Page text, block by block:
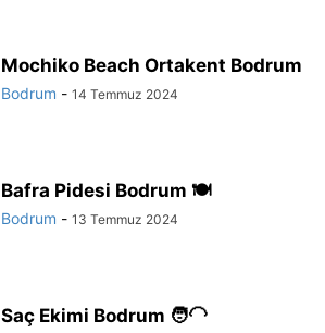
Mochiko Beach Ortakent Bodrum
Bodrum - 14 Temmuz 2024
Bafra Pidesi Bodrum 🍽️
Bodrum - 13 Temmuz 2024
Saç Ekimi Bodrum 🧑‍🦲